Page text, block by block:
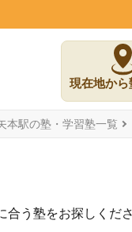
現在地か
本駅の塾・学習塾一覧
う塾をお探しくださ